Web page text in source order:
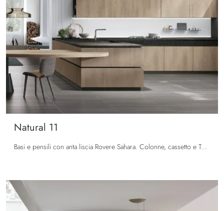
Natural 11
Basi e pensili con anta liscia Rovere Sahara. Colonne, cassetto e Top in Neolith® Basalt Black Satin. Gole e zoccolo in nero spazzolato. Piano ...